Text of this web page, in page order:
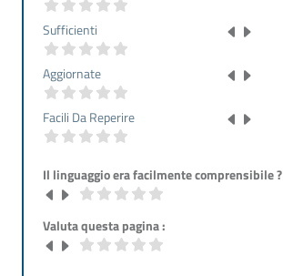
Sufficienti
Aggiornate
Facili Da Reperire
Il linguaggio era facilmente comprensibile ?
Valuta questa pagina :